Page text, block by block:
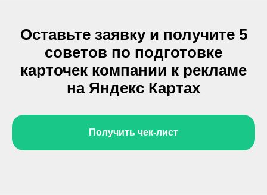
Оставьте заявку и получите 5
советов по подготовке
карточек компании к рекламе
на Яндекс Картах
Получить чек-лист